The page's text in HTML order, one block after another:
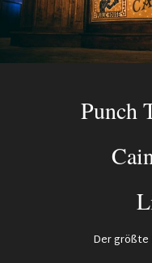
Punch
Der größte